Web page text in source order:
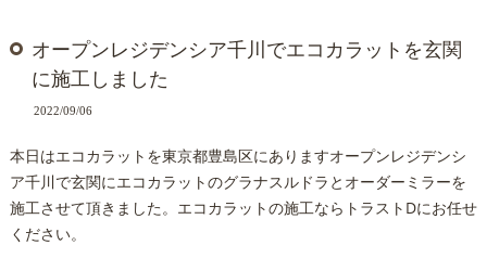
オープンレジデンシア千川でエコカラットを玄関
に施工しました
2022/09/06
本日はエコカラットを東京都豊島区にありますオープンレジデンシ
ア千川で玄関にエコカラットのグラナスルドラとオーダーミラーを
施工させて頂きました。エコカラットの施工ならトラストDにお任せ
ください。